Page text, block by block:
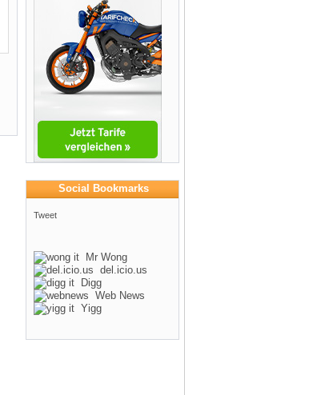
Social Bookmarks
Tweet
Mr Wong
del.icio.us
Digg
Web News
Yigg